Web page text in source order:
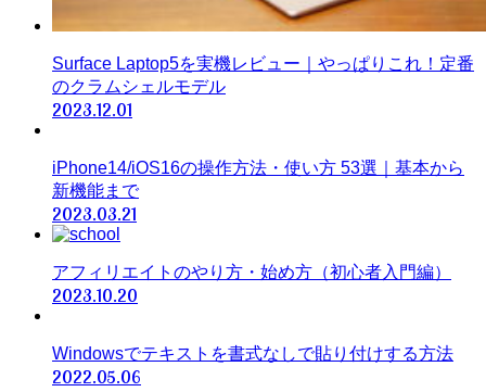
Surface Laptop5を実機レビュー｜やっぱりこれ！定番
のクラムシェルモデル
2023.12.01
iPhone14/iOS16の操作方法・使い方 53選｜基本から
新機能まで
2023.03.21
アフィリエイトのやり方・始め方（初心者入門編）
2023.10.20
Windowsでテキストを書式なしで貼り付けする方法
2022.05.06